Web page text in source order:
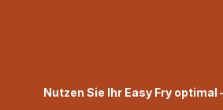
Nutzen Sie Ihr Easy Fry